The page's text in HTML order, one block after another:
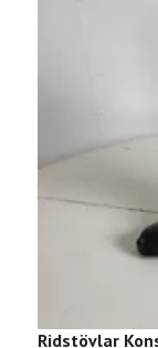
Ridstövlar